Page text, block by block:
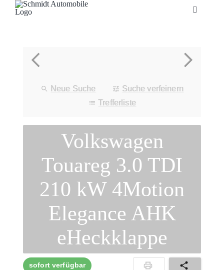
Toggle
Fahrzeuge
Neuheiten
Service
Neue Suche
Suche verfeinern
Trefferliste
Volkswagen
Touareg 3.0 TDI
210 kW 4Motion
Elegance AHK
eHeckklappe
sofort verfügbar